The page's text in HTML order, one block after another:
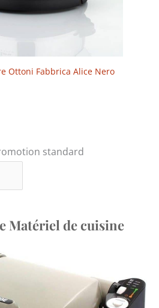
Ottoni Fabbrica Alice Nero
Matériel de cuisine